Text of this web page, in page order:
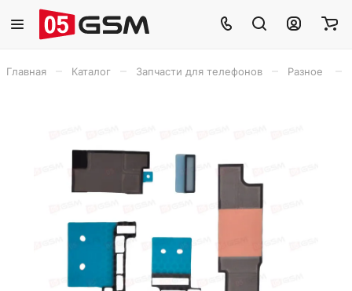
Главная Каталог Запчасти для телефонов Разное